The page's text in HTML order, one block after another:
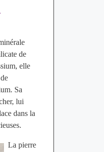
de
elle
Sa
lui
dans la
La pierre